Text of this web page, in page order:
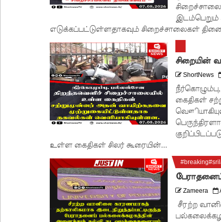
இடம்பெறும்
எடுக்கப்பட்டுள்ளதாகவும் சிறைச்சாலைகள்
சிறையின்
ShortNews
கைதிகள்
உள்ள கைதிகள் சிலர் கூரையின்...
Zameera
சீரற்ற